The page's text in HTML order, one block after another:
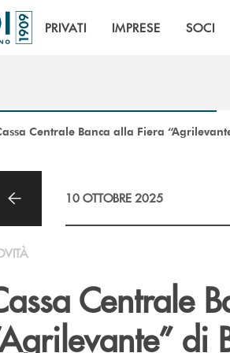
PRIVATI IMPRESE SOCI
Centrale Banca alla Fiera
10 OTTOBRE 2025
Centrale
di